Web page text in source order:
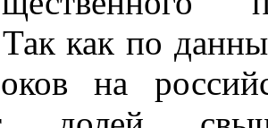
как по
на